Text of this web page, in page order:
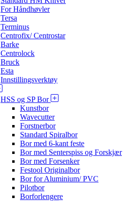
For Håndhøvler
Tersa
Terminus
Centrofix/ Centrostar
Barke
Centrolock
Bruck
Esta
Innstillingsverktøy
HSS og SP Bor
Kunstbor
Wavecutter
Forstnerbor
Standard Spiralbor
Bor med 6-kant feste
Bor med Senterspiss og Forskjær
Bor med Forsenker
Festool Originalbor
Bor for Aluminium/ PVC
Pilotbor
Borforlengere